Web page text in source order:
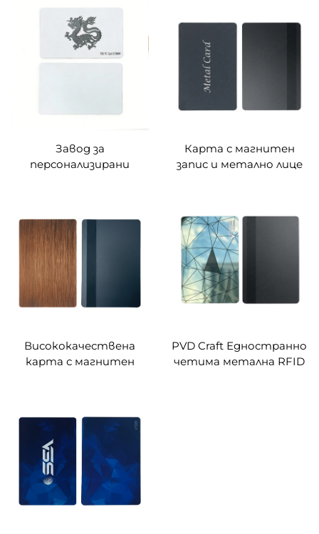
RFID идентифициране
на PC карти по
поръчка
Завод за
персонализирани
карти за
идентифициране
Карта с магнитен
запис и метално лице
Висококачествена
карта с магнитен
PVD Craft Едностранно
четима метална RFID